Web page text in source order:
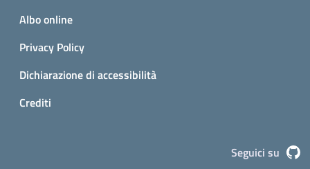
Albo online
Privacy Policy
Dichiarazione di accessibilità
Crediti
Seguici su